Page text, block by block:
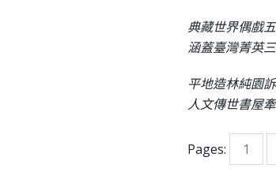
典藏世界偶戲
涵蓋臺灣菁英
平地造林純園
人文傳世書屋
Pages: 1